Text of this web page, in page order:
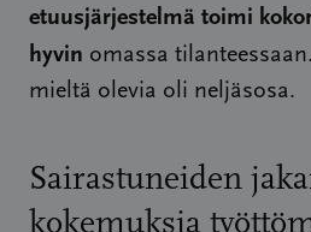
etuusjärjestelmä toimi
hyvin omassa
mieltä olevia oli neljäsosa.
Sairastuneiden
kokemuksia